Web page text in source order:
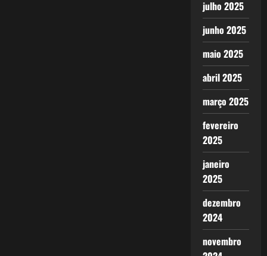
julho 2025
junho 2025
maio 2025
abril 2025
março 2025
fevereiro
2025
janeiro
2025
dezembro
2024
novembro